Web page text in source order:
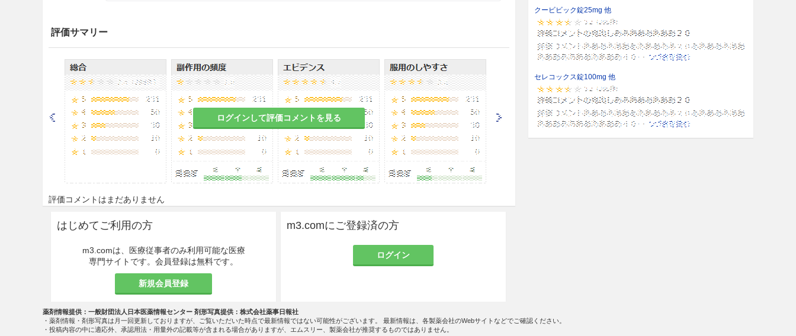
注意事項
慎重投与
9.1 合併症・既往歴等のある患者
9.1.1 胃切除を受けた患者
本剤の胃内滞留時間が短縮することにより、判定に影響を及ぼすことがある。
9.1.2 無酸症の患者又はHelicobacter heilmanii等のウレアーゼ活性を有する細菌
妊婦又は妊娠している可能性のある女性には、診断上の有益性が危険性を上回る
と判断される場合にのみ投与すること。
診断上の有益性及び母乳栄養の有益性を考慮し、授乳の継続又は中止を検討する
評価サマリー
ログインして評価コメントを見る
評価コメントはまだありません
はじめてご利用の方
m3.comは、医療従事者のみ利用可能な医療
専門サイトです。会員登録は無料です。
新規会員登録
m3.comにご登録済の方
ログイン
クービビック錠25mg 他
セレコックス錠100mg 他
薬剤情報提供：一般財団法人日本医薬情報センター 剤形写真提供：株式会社薬事日報社
・薬剤情報・剤形写真は月一回更新しておりますが、ご覧いただいた時点で最新情報ではない可能性がございます。 最新情報は、各製薬会社のWebサイトなどでご確認ください。
・投稿内容の中に適応外、承認用法・用量外の記載等が含まれる場合がありますが、エムスリー、製薬会社が推奨するものではありません。